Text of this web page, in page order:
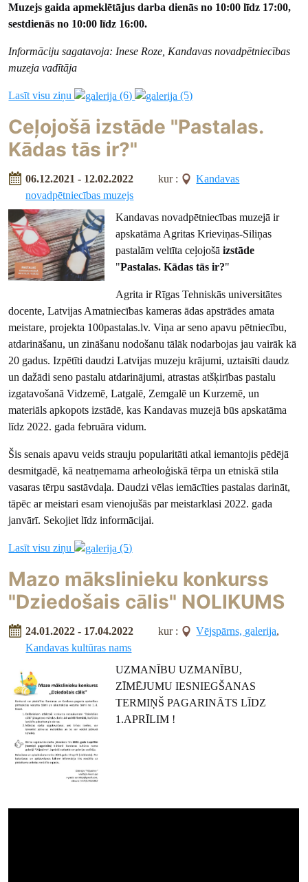
Muzejs gaida apmeklētājus darba dienās no 10:00 līdz 17:00,
sestdienās no 10:00 līdz 16:00.
Informāciju sagatavoja: Inese Roze, Kandavas novadpētniecības
muzeja vadītāja
Lasīt visu ziņu (6) (5)
Ceļojošā izstāde "Pastalas.
Kādas tās ir?"
06.12.2021 - 12.02.2022 kur :
Kandavas
novadpētniecības muzejs
Kandavas novadpētniecības muzejā ir
apskatāma Agritas Krieviņas-Siliņas
pastalām veltīta ceļojošāizstāde
"Pastalas. Kādas tās ir?"
Agrita ir Rīgas Tehniskās universitātes
docente, Latvijas Amatniecības kameras ādas apstrādes amata
meistare, projekta 100pastalas.lv. Viņa ar seno apavu pētniecību,
atdarināšanu, un zināšanu nodošanu tālāk nodarbojas jau vairāk kā
20 gadus. Izpētīti daudzi Latvijas muzeju krājumi, uztaisīti daudz
un dažādi seno pastalu atdarinājumi, atrastas atšķirības pastalu
izgatavošanā Vidzemē, Latgalē, Zemgalē un Kurzemē, un
materiāls apkopots izstādē, kas Kandavas muzejā būs apskatāma
līdz 2022. gada februāra vidum.
Šis senais apavu veids strauju popularitāti atkal iemantojis pēdējā
desmitgadē, kā neatņemama arheoloģiskā tērpa un etniskā stila
vasaras tērpu sastāvdaļa. Daudzi vēlas iemācīties pastalas darināt,
tāpēc ar meistari esam vienojušās par meistarklasi 2022. gada
janvārī. Sekojiet līdz informācijai.
Lasīt visu ziņu (5)
Mazo mākslinieku konkurss
"Dziedošais cālis" NOLIKUMS
24.01.2022 - 17.04.2022 kur : Vējspārns, galerija,
Kandavas kultūras nams
UZMANĪBU UZMANĪBU,
ZĪMĒJUMU IESNIEGŠANAS
TERMIŅŠ PAGARINĀTS LĪDZ
1.APRĪLIM !